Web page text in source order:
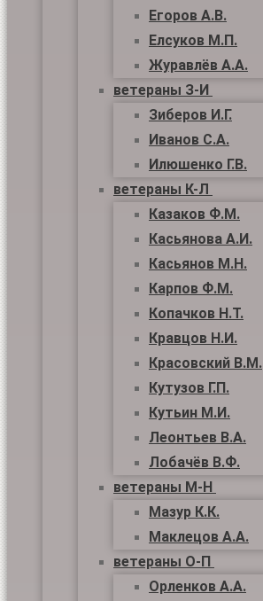
Егоров А.В.
Елсуков М.П.
Журавлёв А.А.
ветераны З-И
Зиберов И.Г.
Иванов С.А.
Илюшенко Г.В.
ветераны К-Л
Казаков Ф.М.
Касьянова А.И.
Касьянов М.Н.
Карпов Ф.М.
Копачков Н.Т.
Кравцов Н.И.
Красовский В.М.
Кутузов Г.П.
Кутьин М.И.
Леонтьев В.А.
Лобачёв В.Ф.
ветераны М-Н
Мазур К.К.
Маклецов А.А.
ветераны О-П
Орленков А.А.